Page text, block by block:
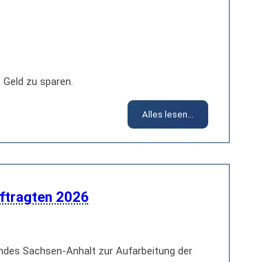
zu sparen.
Alles lesen...
2026
Sachsen-Anhalt zur Aufarbeitung der